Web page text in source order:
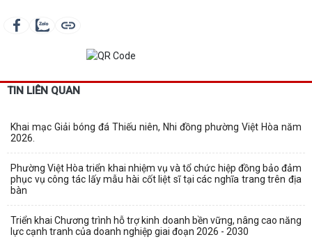
TIN LIÊN QUAN
Khai mạc Giải bóng đá Thiếu niên, Nhi đồng phường Việt Hòa năm
2026.
Phường Việt Hòa triển khai nhiệm vụ và tổ chức hiệp đồng bảo đảm
phục vụ công tác lấy mẫu hài cốt liệt sĩ tại các nghĩa trang trên địa
bàn
Triển khai Chương trình hỗ trợ kinh doanh bền vững, nâng cao năng
lực cạnh tranh của doanh nghiệp giai đoạn 2026 - 2030